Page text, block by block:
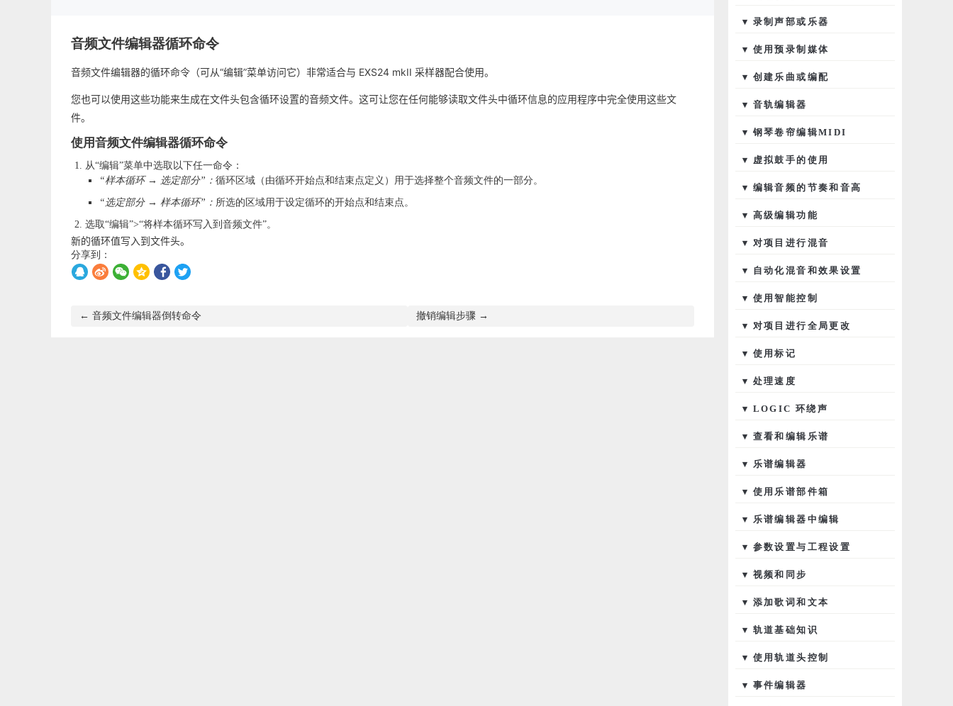
音频文件编辑器循环命令
音频文件编辑器的循环命令（可从“编辑”菜单访问它）非常适合与 EXS24 mkII 采样器配合使用。
您也可以使用这些功能来生成在文件头包含循环设置的音频文件。这可让您在任何能够读取文件头中循环信息的应用程序中完全使用这些文
件。
使用音频文件编辑器循环命令
从“编辑”菜单中选取以下任一命令：
“样本循环 → 选定部分”： 循环区域（由循环开始点和结束点定义）用于选择整个音频文件的一部分。
“选定部分 → 样本循环”： 所选的区域用于设定循环的开始点和结束点。
选取“编辑”>“将样本循环写入到音频文件”。
新的循环值写入到文件头。
分享到：
文← 音频文件编辑器倒转命令 撤销编辑步骤 →
▾ 录制声部或乐器
▾ 使用预录制媒体
▾ 创建乐曲或编配
▾ 音轨编辑器
▾ 钢琴卷帘编辑MIDI
▾ 虚拟鼓手的使用
▾ 编辑音频的节奏和音高
▾ 高级编辑功能
▾ 对项目进行混音
▾ 自动化混音和效果设置
▾ 使用智能控制
▾ 对项目进行全局更改
▾ 使用标记
▾ 处理速度
▾ LOGIC 环绕声
▾ 查看和编辑乐谱
▾ 乐谱编辑器
▾ 使用乐谱部件箱
▾ 乐谱编辑器中编辑
▾ 参数设置与工程设置
▾ 视频和同步
▾ 添加歌词和文本
▾ 轨道基础知识
▾ 使用轨道头控制
▾ 事件编辑器